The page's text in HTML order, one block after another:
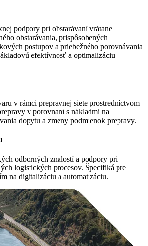
podpory pri obstarávaní vrátane
obstarávania, prispôsobených
postupov a priebežného porovnávania
efektívnosť a optimalizáciu
v rámci prepravnej siete prostredníctvom
v porovnaní s nákladmi na
dopytu a zmeny podmienok prepravy.
odborných znalostí a podpory pri
logistických procesov. Špecifiká pre
na digitalizáciu a automatizáciu.